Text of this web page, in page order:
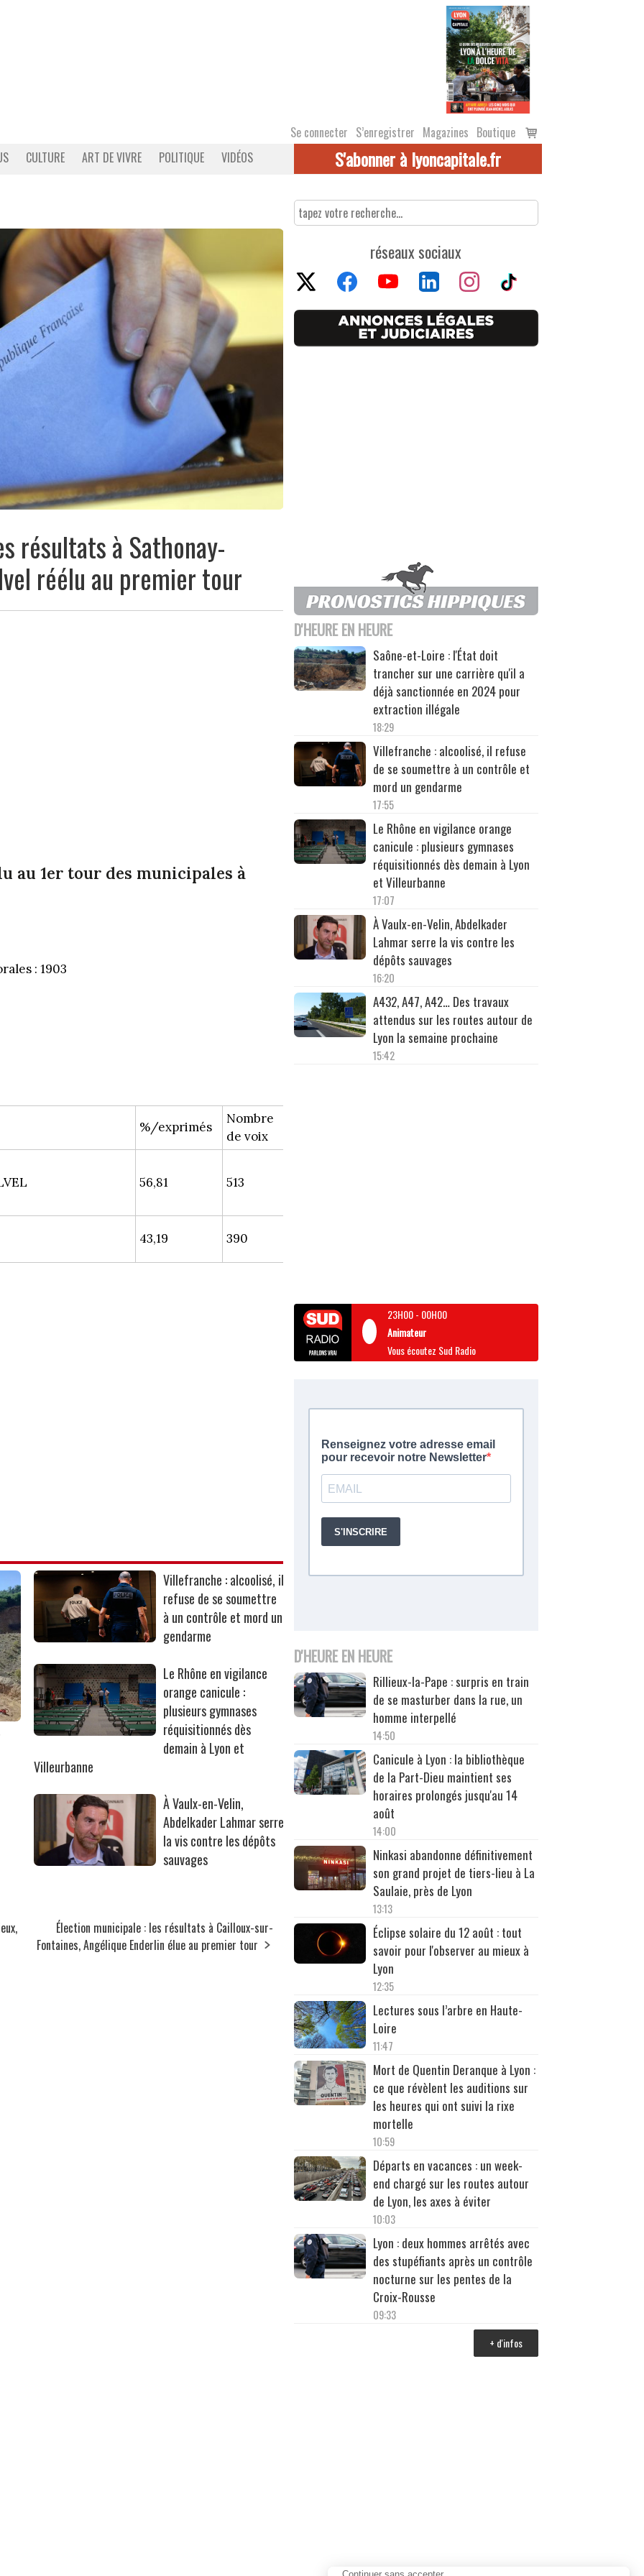
Se connecter S’enregistrer Magazines Boutique
Voir
le
CULTURE ART DE VIVRE POLITIQUE VIDÉOS S'abonner à lyoncapitale.fr
résultats à Sathonay-
réélu au premier tour
au 1er tour des municipales à
: 1903
%/exprimés
Nombre
de voix
56,81 513
43,19 390
Villefranche : alcoolisé, il
refuse de se soumettre
à un contrôle et mord un
gendarme
Le Rhône en vigilance
orange canicule :
plusieurs gymnases
réquisitionnés dès
demain à Lyon et
Villeurbanne
À Vaulx-en-Velin,
Abdelkader Lahmar serre
la vis contre les dépôts
sauvages
Élection municipale : les résultats à Cailloux-sur-
Fontaines, Angélique Enderlin élue au premier tour
réseaux sociaux
D'HEURE EN HEURE
Saône-et-Loire : l'État doit
trancher sur une carrière qu'il a
déjà sanctionnée en 2024 pour
extraction illégale
18:29
Villefranche : alcoolisé, il refuse
de se soumettre à un contrôle et
mord un gendarme
17:55
Le Rhône en vigilance orange
canicule : plusieurs gymnases
réquisitionnés dès demain à Lyon
et Villeurbanne
17:07
À Vaulx-en-Velin, Abdelkader
Lahmar serre la vis contre les
dépôts sauvages
16:20
A432, A47, A42… Des travaux
attendus sur les routes autour de
Lyon la semaine prochaine
15:42
23H00- 00H00
Animateur
Vous écoutez Sud Radio
D'HEURE EN HEURE
Rillieux-la-Pape : surpris en train
de se masturber dans la rue, un
homme interpellé
14:50
Canicule à Lyon : la bibliothèque
de la Part-Dieu maintient ses
horaires prolongés jusqu'au 14
août
14:00
Ninkasi abandonne définitivement
son grand projet de tiers-lieu à La
Saulaie, près de Lyon
13:13
Éclipse solaire du 12 août : tout
savoir pour l'observer au mieux à
Lyon
12:35
Lectures sous l’arbre en Haute-
Loire
11:47
Mort de Quentin Deranque à Lyon :
ce que révèlent les auditions sur
les heures qui ont suivi la rixe
mortelle
10:59
Départs en vacances : un week-
end chargé sur les routes autour
de Lyon, les axes à éviter
10:03
Lyon : deux hommes arrêtés avec
des stupéfiants après un contrôle
nocturne sur les pentes de la
Croix-Rousse
09:33
+ d'infos